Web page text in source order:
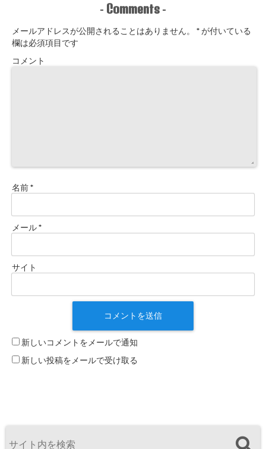
- Comments -
メールアドレスが公開されることはありません。 *が付いている
欄は必須項目です
コメント
名前*
メール*
サイト
新しいコメントをメールで通知
新しい投稿をメールで受け取る